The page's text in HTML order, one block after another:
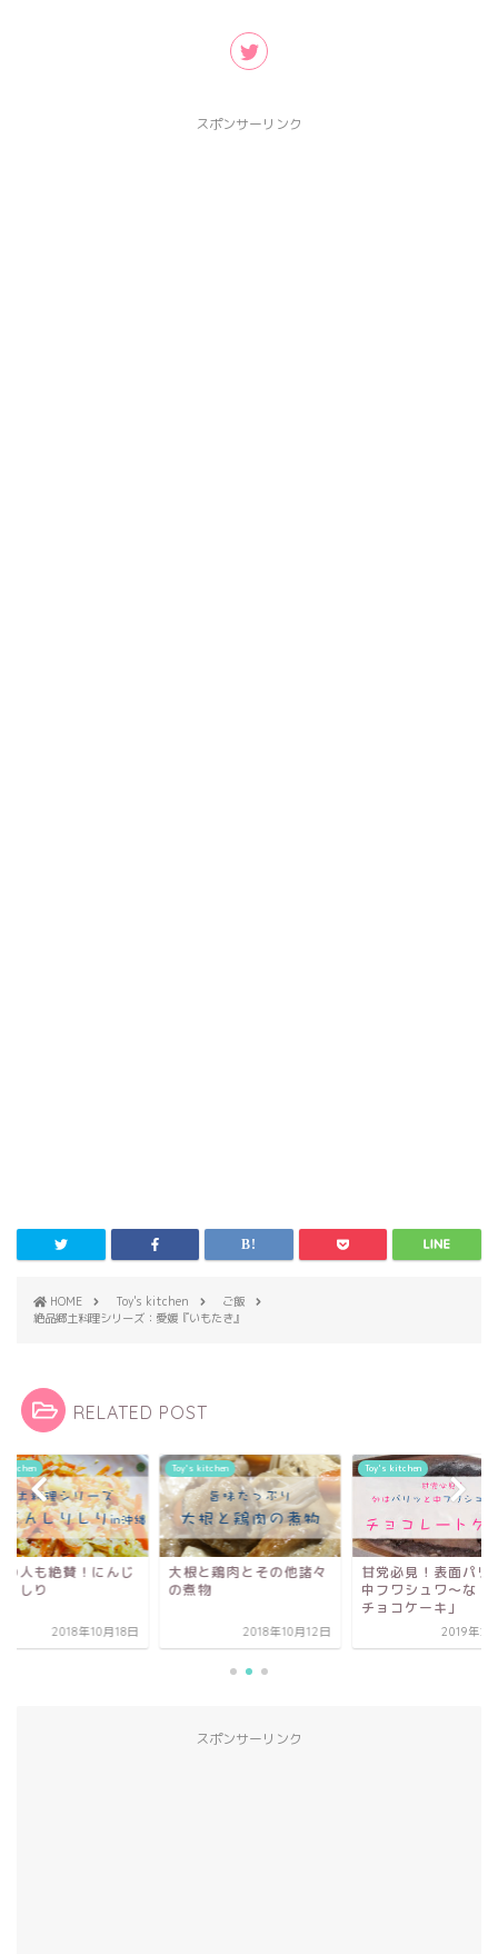
スポンサーリンク
HOME Toy's kitchen
ご飯
絶品郷土料理シリーズ：愛媛『いもたき』
RELATED POST
kitchen
の人も絶賛！にんじ
りしり
2018年10月18日
Toy's kitchen
大根と鶏肉とその他諸々
の煮物
2018年10月12日
Toy's kitchen
甘党必見！表面パリ
中フワシュワ〜な「
チョコケーキ」
2019年2
スポンサーリンク